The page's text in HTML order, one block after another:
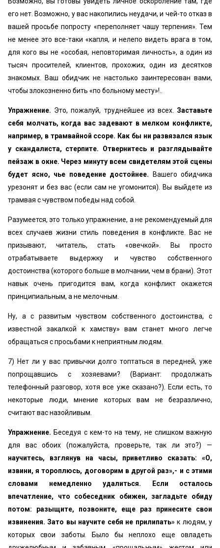
его нет. Возможно, у вас накопились неудачи, и чей-то отказ в
вашей просьбе попросту «переполняет чашу терпения». Тем
не менее это все-таки «капля, и нелепо видеть врага в том,
для кого вы не «особая, неповторимая личность», а один из
тысяч просителей, клиентов, прохожих, один из десятков
знакомых. Ваш обидчик не настолько заинтересован вами,
чтобы злокозненно бить «по больному месту»!..
Упражнение. Это, пожалуй, труднейшее из всех. Заставьте
себя молчать, когда вас задевают в мелком конфликте,
например, в трамвайной ссоре. Как бы ни развязался язык
у скандалиста, стерпите. Отвернитесь и разглядывайте
пейзаж в окне. Через минуту всем свидетелям этой сцены
будет ясно, чье поведение достойнее. Вашего обидчика
урезонят и без вас (если сам не угомонится). Вы выйдете из
трамвая с чувством победы над собой.
Разумеется, это только упражнение, а не рекомендуемый для
всех случаев жизни стиль поведения в конфликте. Вас не
призывают, читатель, стать «овечкой». Вы просто
отрабатываете выдержку и чувство собственного
достоинства (которого больше в молчании, чем в брани). Этот
навык очень пригодится вам, когда конфликт окажется
принципиальным, а не мелочным.
Ну, а с развитым чувством собственного достоинства, с
известной закалкой к хамству» вам станет много легче
обращаться с просьбами к неприятным людям.
7) Нет ли у вас привычки долго топтаться в передней, уже
попрощавшись с хозяевами? (Вариант: продолжать
телефонный разговор, хотя все уже сказано?). Если есть, то
некоторые люди, мнение которых вам не безразлично,
считают вас назойливым.
Упражнение. Беседуя с кем-то на тему, не слишком важную
для вас обоих (пожалуйста, проверьте, так ли это?) —
научитесь, взглянув на часы, приветливо сказать: «О,
извини, я тороплюсь, договорим в другой раз»,- и с этими
словами немедленно удалиться. Если осталось
впечатление, что собеседник обижен, загладьте обиду
потом: разыщите, позвоните, еще раз принесите свои
извинения. Зато вы научите себя не прилипать» к людям, у
которых свои заботы. Было бы неплохо еще овладеть